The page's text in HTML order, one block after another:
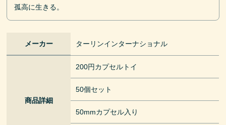
孤高に生きる。
メーカー ターリンインターナショナル
商品詳細
200円カプセルトイ
50個セット
50mmカプセル入り